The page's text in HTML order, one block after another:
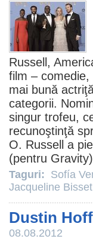
Russell ,
film – comedie,
mai bună
categorii.
singur trofeu,
recunoştinţă
O. Russell a
(pentru Gravity
Taguri: Sofía
Jacqueline Bisset
Dustin
08.08.2012